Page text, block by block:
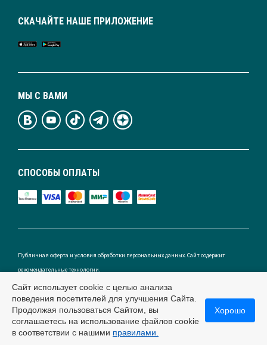
СПОСОБЫ ОПЛАТЫ
МЫ С ВАМИ
СКАЧАЙТЕ НАШЕ ПРИЛОЖЕНИЕ
Публичная оферта и условия обработки персональных данных. Сайт содержит
рекомендательные технологии.
Россия
Сайт использует cookie с целью анализа
поведения посетителей для улучшения Сайта.
Продолжая пользоваться Сайтом, вы
соглашаетесь на использование файлов cookie
в соответствии с нашими правилами.
Хорошо